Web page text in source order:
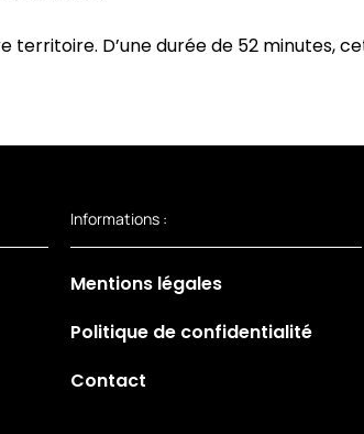
territoire. D’une durée de 52 minutes,
Informations :
Mentions légales
Politique de confidentialité
Contact